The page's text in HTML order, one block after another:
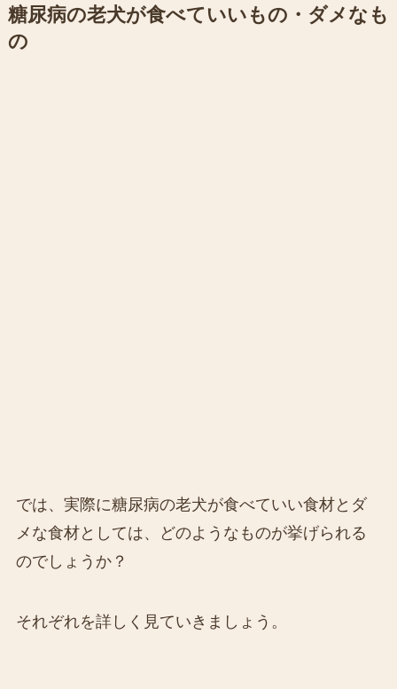
糖尿病の老犬が食べていいもの・ダメなも
の
では、実際に糖尿病の老犬が食べていい食材とダ
メな食材としては、どのようなものが挙げられる
のでしょうか？
それぞれを詳しく見ていきましょう。